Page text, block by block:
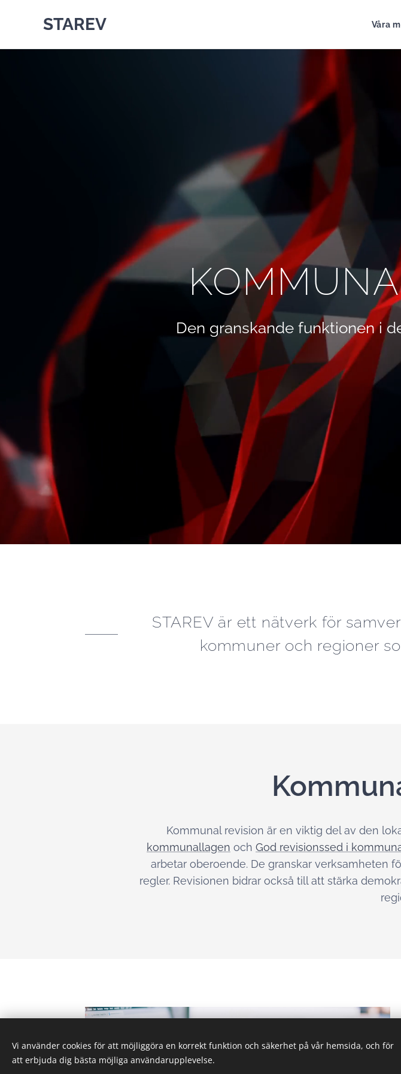
STAREV Våra
Den granskande funktionen i
STAREV är ett nätverk för
kommuner och regioner
Kommunal revision är en viktig del av den
kommunallagen och God revisionssed i
arbetar oberoende. De granskar verksamheten
regler. Revisionen bidrar också till att stärka
Vi använder cookies för att möjliggöra en korrekt funktion och säkerhet på vår hemsida, och för
att erbjuda dig bästa möjliga användarupplevelse.